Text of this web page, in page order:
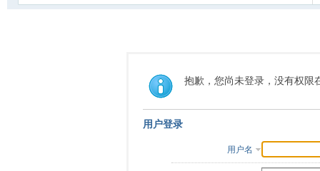
抱歉，您尚未登录，没有权限
用户登录
用户名